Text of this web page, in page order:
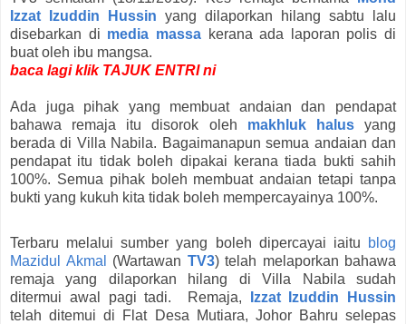
Izzat Izuddin Hussin yang dilaporkan hilang sabtu lalu
disebarkan di media massa kerana ada laporan polis di
buat oleh ibu mangsa.
baca lagi klik TAJUK ENTRI ni
Ada juga pihak yang membuat andaian dan pendapat
bahawa remaja itu disorok oleh makhluk halusyang
berada di Villa Nabila. Bagaimanapun semua andaian dan
pendapat itu tidak boleh dipakai kerana tiada bukti sahih
100%. Semua pihak boleh membuat andaian tetapi tanpa
bukti yang kukuh kita tidak boleh mempercayainya 100%.
Terbaru melalui sumber yang boleh dipercayai iaitu
blog
Mazidul Akmal
(Wartawan TV3) telah melaporkan bahawa
remaja yang dilaporkan hilang di Villa Nabila sudah
ditermui awal pagi tadi. Remaja,
Izzat Izuddin Hussin
telah ditemui di Flat Desa Mutiara, Johor Bahru selepas